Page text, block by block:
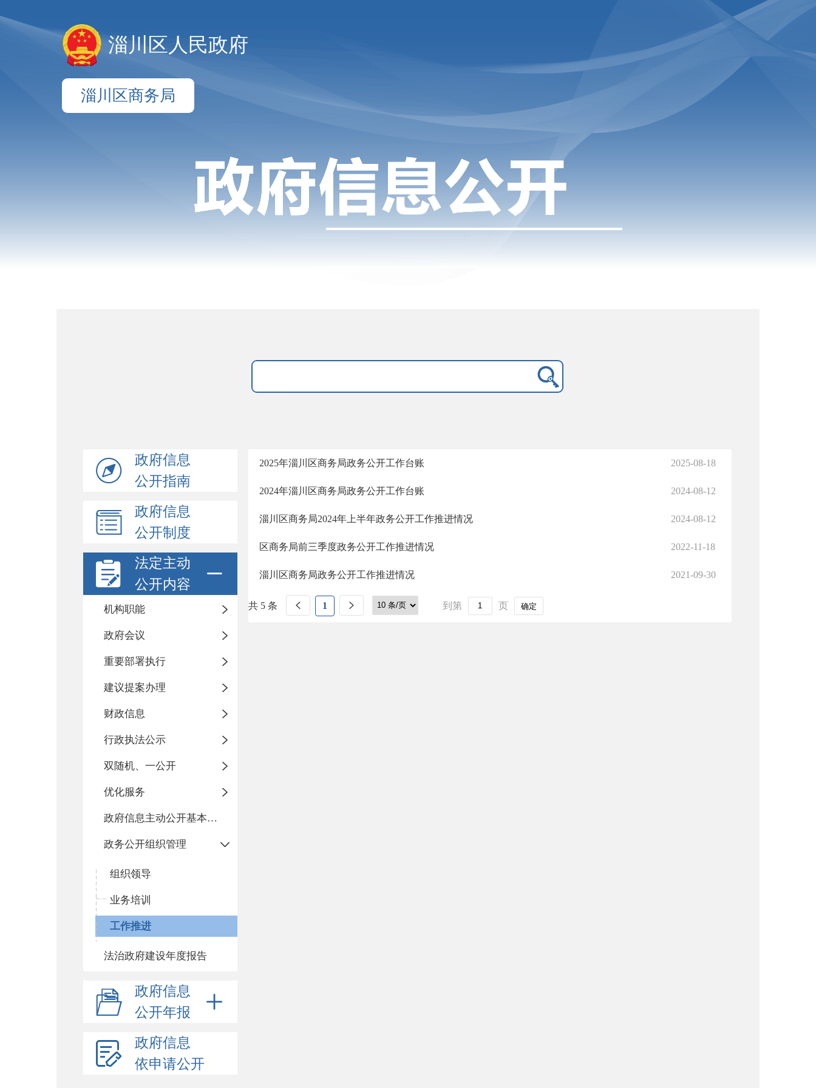
淄川区人民政府
淄川区商务局
政府信息
公开指南
政府信息
公开制度
法定主动
公开内容
机构职能
政府会议
重要部署执行
建议提案办理
财政信息
行政执法公示
双随机、一公开
优化服务
政府信息主动公开基本目录
政务公开组织管理
组织领导
业务培训
工作推进
法治政府建设年度报告
政府信息
公开年报
政府信息
依申请公开
2025年淄川区商务局政务公开工作台账 2025-08-18
2024年淄川区商务局政务公开工作台账 2024-08-12
淄川区商务局2024年上半年政务公开工作推进情况 2024-08-12
区商务局前三季度政务公开工作推进情况 2022-11-18
淄川区商务局政务公开工作推进情况 2021-09-30
共 5 条 1 到第 页 确定